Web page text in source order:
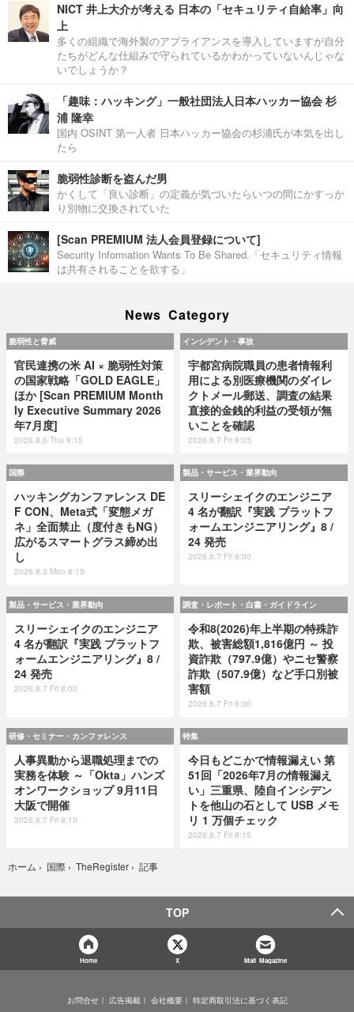
NICT 井上大介が考える 日本の「セキュリティ自給率」向
上
多くの組織で海外製のアプライアンスを導入していますが自分
たちがどんな仕組みで守られているかわかっていないんじゃな
いでしょうか？
「趣味：ハッキング」一般社団法人日本ハッカー協会 杉
浦 隆幸
国内 OSINT 第一人者 日本ハッカー協会の杉浦氏が本気を出し
たら
脆弱性診断を盗んだ男
かくして「良い診断」の定義が気づいたらいつの間にかすっか
り別物に交換されていた
[Scan PREMIUM 法人会員登録について]
Security Information Wants To Be Shared.「セキュリティ情報
は共有されることを欲する」
News Category
脆弱性と脅威
官民連携の米 AI × 脆弱性対策
の国家戦略「GOLD EAGLE」
ほか [Scan PREMIUM Month
ly Executive Summary 2026
年7月度]
2026.8.6 Thu 8:15
インシデント・事故
宇都宮病院職員の患者情報利
用による別医療機関のダイレ
クトメール郵送、調査の結果
直接的金銭的利益の受領が無
いことを確認
2026.8.7 Fri 8:05
国際
ハッキングカンファレンス DE
F CON、Meta式「変態メガ
ネ」全面禁止（度付きもNG）
広がるスマートグラス締め出
し
2026.8.3 Mon 8:15
製品・サービス・業界動向
スリーシェイクのエンジニア
4 名が翻訳『実践 プラットフ
ォームエンジニアリング』8 /
24 発売
2026.8.7 Fri 8:00
製品・サービス・業界動向
スリーシェイクのエンジニア
4 名が翻訳『実践 プラットフ
ォームエンジニアリング』8 /
24 発売
2026.8.7 Fri 8:00
調査・レポート・白書・ガイドライン
令和8(2026)年上半期の特殊詐
欺、被害総額1,816億円 ～ 投
資詐欺（797.9億）やニセ警察
詐欺（507.9億）など手口別被
害額
2026.8.7 Fri 8:00
研修・セミナー・カンファレンス
人事異動から退職処理までの
実務を体験 ～「Okta」ハンズ
オンワークショップ 9月11日
大阪で開催
2026.8.7 Fri 8:10
特集
今日もどこかで情報漏えい 第
51回「2026年7月の情報漏え
い」三重県、陸自インシデン
トを他山の石として USB メモ
リ 1 万個チェック
2026.8.7 Fri 8:15
ホーム › 国際 › TheRegister › 記事
TOP
Home X Mail Magazine
お問合せ 広告掲載 会社概要 特定商取引法に基づく表記